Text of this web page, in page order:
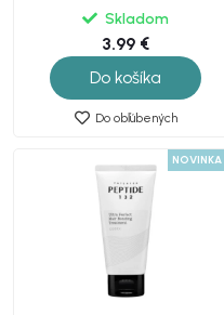
Skladom
3.99 €
Do košíka
Do obľúbených
NOVINKA